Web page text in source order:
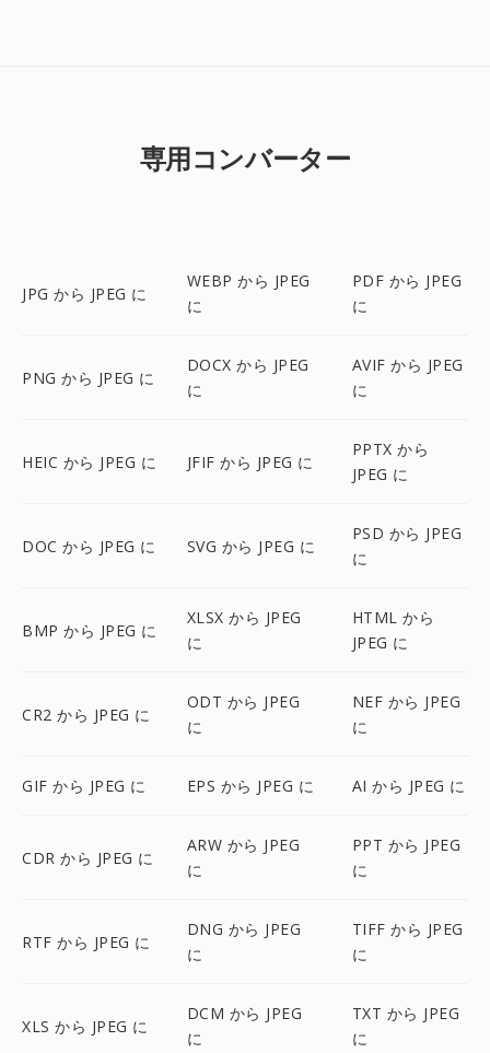
専用コンバーター
JPG から JPEG に
WEBP から JPEG
に
PDF から JPEG
に
PNG から JPEG に
DOCX から JPEG
に
AVIF から JPEG
に
HEIC から JPEG に JFIF から JPEG に
PPTX から
JPEG に
DOC から JPEG に SVG から JPEG に
PSD から JPEG
に
BMP から JPEG に
XLSX から JPEG
に
HTML から
JPEG に
CR2 から JPEG に
ODT から JPEG
に
NEF から JPEG
に
GIF から JPEG に EPS から JPEG に AI から JPEG に
CDR から JPEG に
ARW から JPEG
に
PPT から JPEG
に
RTF から JPEG に
DNG から JPEG
に
TIFF から JPEG
に
XLS から JPEG に
DCM から JPEG
に
TXT から JPEG
に